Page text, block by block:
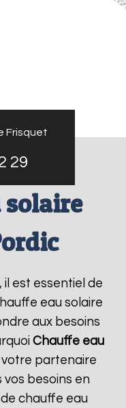
Frisquet
29
solaire
il est essentiel de
eau solaire
aux besoins
Chauffe eau
partenaire
besoins en
chauffe eau